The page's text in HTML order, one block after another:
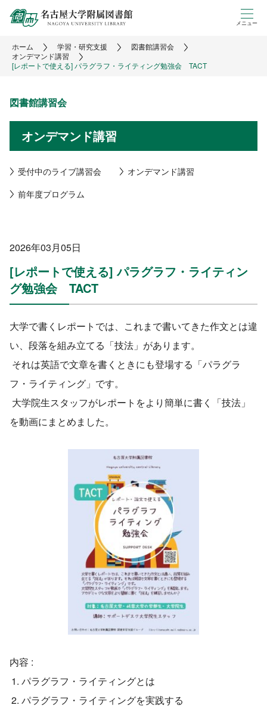
メニュー
ホーム 学習・研究支援
図書館講習会
オンデマンド講習
[レポートで使える] パラグラフ・ライティング勉強会 TACT
図書館講習会
オンデマンド講習
受付中のライブ講習会
オンデマンド講習
前年度プログラム
2026年03月05日
[レポートで使える] パラグラフ・ライティン
グ勉強会 TACT
大学で書くレポートでは、これまで書いてきた作文とは違
い、段落を組み立てる「技法」があります。
それは英語で文章を書くときにも登場する「パラグラ
フ・ライティング」です。
大学院生スタッフがレポートをより簡単に書く「技法」
を動画にまとめました。
内容 :
パラグラフ・ライティングとは
パラグラフ・ライティングを実践する